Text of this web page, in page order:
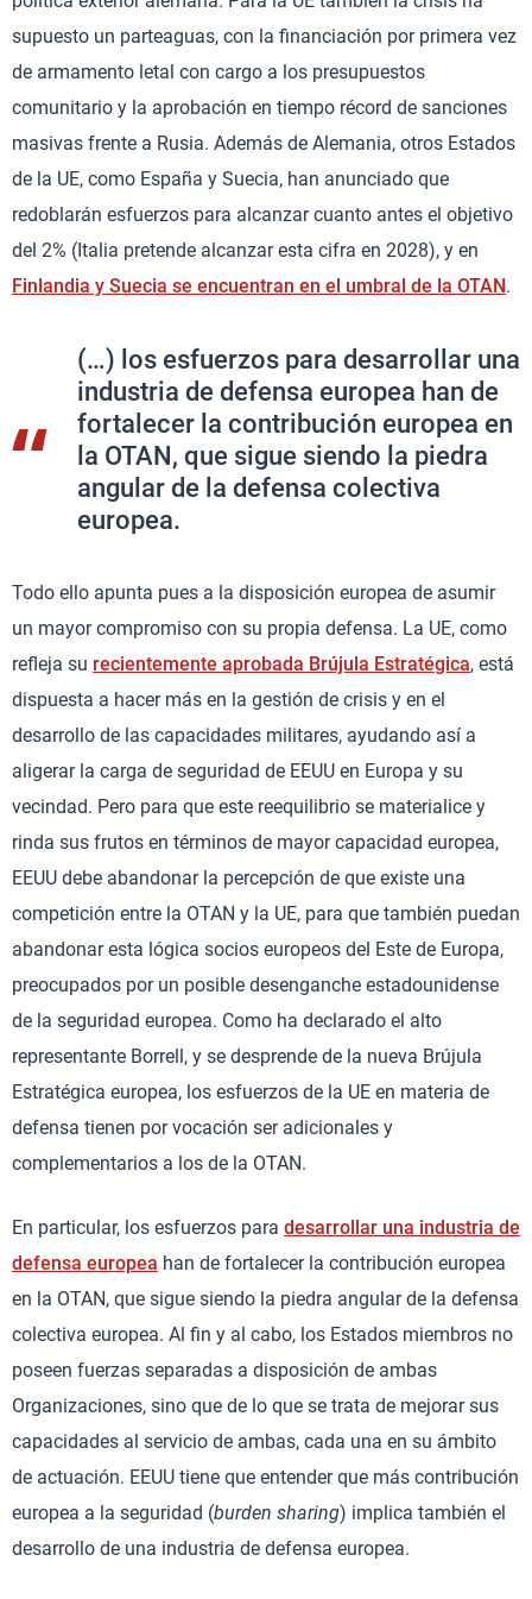
supuesto un parteaguas, con la financiación por primera vez
de armamento letal con cargo a los presupuestos
comunitario y la aprobación en tiempo récord de sanciones
masivas frente a Rusia. Además de Alemania, otros Estados
de la UE, como España y Suecia, han anunciado que
redoblarán esfuerzos para alcanzar cuanto antes el objetivo
del 2% (Italia pretende alcanzar esta cifra en 2028), y en
Finlandia y Suecia se encuentran en el umbral de la OTAN.
(…) los esfuerzos para desarrollar una
industria de defensa europea han de
fortalecer la contribución europea en
la OTAN, que sigue siendo la piedra
angular de la defensa colectiva
europea.
Todo ello apunta pues a la disposición europea de asumir
un mayor compromiso con su propia defensa. La UE, como
refleja su recientemente aprobada Brújula Estratégica, está
dispuesta a hacer más en la gestión de crisis y en el
desarrollo de las capacidades militares, ayudando así a
aligerar la carga de seguridad de EEUU en Europa y su
vecindad. Pero para que este reequilibrio se materialice y
rinda sus frutos en términos de mayor capacidad europea,
EEUU debe abandonar la percepción de que existe una
competición entre la OTAN y la UE, para que también puedan
abandonar esta lógica socios europeos del Este de Europa,
preocupados por un posible desenganche estadounidense
de la seguridad europea. Como ha declarado el alto
representante Borrell, y se desprende de la nueva Brújula
Estratégica europea, los esfuerzos de la UE en materia de
defensa tienen por vocación ser adicionales y
complementarios a los de la OTAN.
En particular, los esfuerzos para desarrollar una industria de
defensa europea han de fortalecer la contribución europea
en la OTAN, que sigue siendo la piedra angular de la defensa
colectiva europea. Al fin y al cabo, los Estados miembros no
poseen fuerzas separadas a disposición de ambas
Organizaciones, sino que de lo que se trata de mejorar sus
capacidades al servicio de ambas, cada una en su ámbito
de actuación. EEUU tiene que entender que más contribución
europea a la seguridad (burden sharing) implica también el
desarrollo de una industria de defensa europea.